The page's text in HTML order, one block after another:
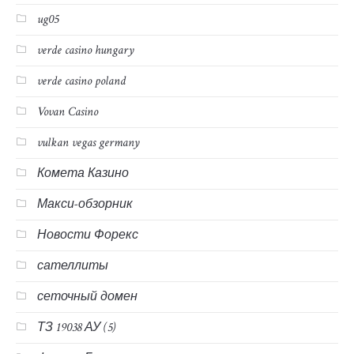
ug05
verde casino hungary
verde casino poland
Vovan Casino
vulkan vegas germany
Комета Казино
Макси-обзорник
Новости Форекс
сателлиты
сеточный домен
ТЗ 19038 АУ (5)